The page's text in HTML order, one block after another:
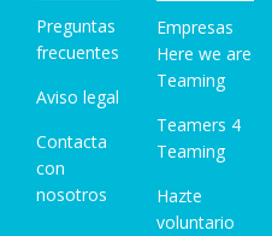
Preguntas
frecuentes
Aviso legal
Contacta
con
nosotros
Empresas
Here we are
Teaming
Teamers 4
Teaming
Hazte
voluntario